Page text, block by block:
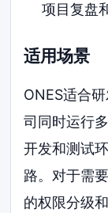
项目复盘
适用场景
ONES适合
司同时运行
开发和测试
路。对于需
的权限分级